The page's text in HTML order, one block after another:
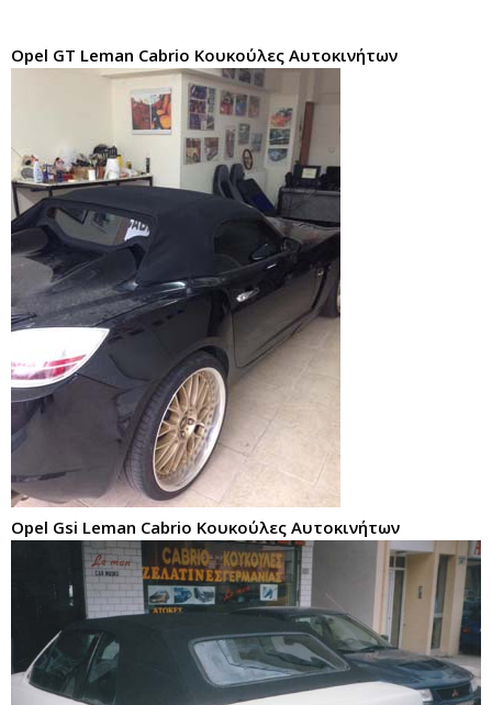
Opel GT Leman Cabrio Κουκούλες Αυτοκινήτων
Opel Gsi Leman Cabrio Κουκούλες Αυτοκινήτων